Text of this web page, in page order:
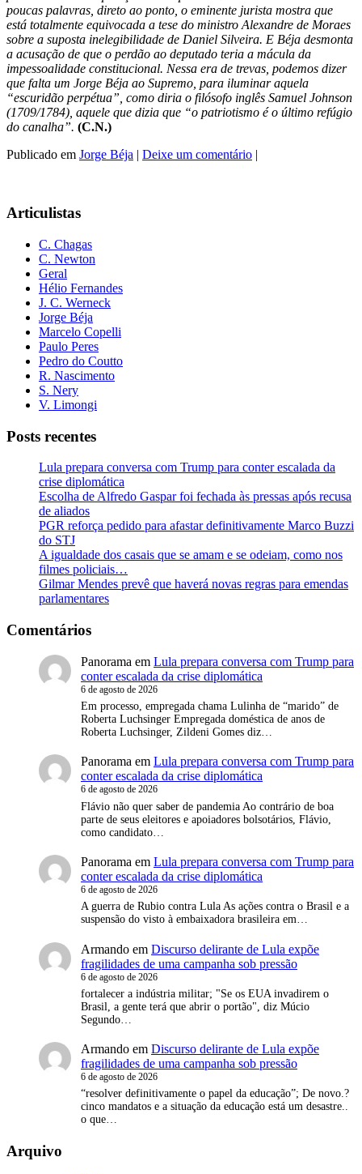
poucas palavras, direto ao ponto, o eminente jurista mostra que
está totalmente equivocada a tese do ministro Alexandre de Moraes
sobre a suposta inelegibilidade de Daniel Silveira. E Béja desmonta
a acusação de que o perdão ao deputado teria a mácula da
impessoalidade constitucional. Nessa era de trevas, podemos dizer
que falta um Jorge Béja ao Supremo, para iluminar aquela
“escuridão perpétua”, como diria o filósofo inglês Samuel Johnson
(1709/1784), aquele que dizia que “o patriotismo é o último refúgio
do canalha”. (C.N.)
Publicado em Jorge Béja | Deixe um comentário |
Articulistas
C. Chagas
C. Newton
Geral
Hélio Fernandes
J. C. Werneck
Jorge Béja
Marcelo Copelli
Paulo Peres
Pedro do Coutto
R. Nascimento
S. Nery
V. Limongi
Posts recentes
Lula prepara conversa com Trump para conter escalada da
crise diplomática
Escolha de Alfredo Gaspar foi fechada às pressas após recusa
de aliados
PGR reforça pedido para afastar definitivamente Marco Buzzi
do STJ
A igualdade dos casais que se amam e se odeiam, como nos
filmes policiais…
Gilmar Mendes prevê que haverá novas regras para emendas
parlamentares
Comentários
Panorama em Lula prepara conversa com Trump para
conter escalada da crise diplomática
6 de agosto de 2026
Em processo, empregada chama Lulinha de “marido” de
Roberta Luchsinger Empregada doméstica de anos de
Roberta Luchsinger, Zildeni Gomes diz…
Panorama em Lula prepara conversa com Trump para
conter escalada da crise diplomática
6 de agosto de 2026
Flávio não quer saber de pandemia Ao contrário de boa
parte de seus eleitores e apoiadores bolsotários, Flávio,
como candidato…
Panorama em Lula prepara conversa com Trump para
conter escalada da crise diplomática
6 de agosto de 2026
A guerra de Rubio contra Lula As ações contra o Brasil e a
suspensão do visto à embaixadora brasileira em…
Armando em Discurso delirante de Lula expõe
fragilidades de uma campanha sob pressão
6 de agosto de 2026
fortalecer a indústria militar; "Se os EUA invadirem o
Brasil, a gente terá que abrir o portão", diz Múcio
Segundo…
Armando em Discurso delirante de Lula expõe
fragilidades de uma campanha sob pressão
6 de agosto de 2026
“resolver definitivamente o papel da educação”; De novo.?
cinco mandatos e a situação da educação está um desastre..
o que…
Arquivo